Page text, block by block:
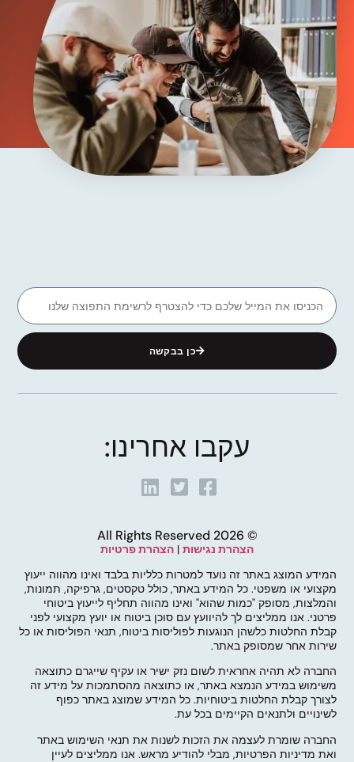
כן בבקשה
עקבו אחרינו:
© 2026 All Rights Reserved
הצהרת נגישות | הצהרת פרטיות
המידע המוצג באתר זה נועד למטרות כלליות בלבד ואינו מהווה ייעוץ
מקצועי או משפטי. כל המידע באתר, כולל טקסטים, גרפיקה, תמונות,
והמלצות, מסופק "כמות שהוא" ואינו מהווה תחליף לייעוץ ביטוחי
פרטני. אנו ממליצים לך להיוועץ עם סוכן ביטוח או יועץ מקצועי לפני
קבלת החלטות כלשהן הנוגעות לפוליסות ביטוח, תנאי הפוליסות או כל
שירות אחר שמסופק באתר.
החברה לא תהיה אחראית לשום נזק ישיר או עקיף שייגרם כתוצאה
משימוש במידע הנמצא באתר, או כתוצאה מהסתמכות על מידע זה
לצורך קבלת החלטות ביטוחיות. כל המידע שמוצג באתר כפוף
לשינויים ולתנאים הקיימים בכל עת.
החברה שומרת לעצמה את הזכות לשנות את תנאי השימוש באתר
ואת מדיניות הפרטיות, מבלי להודיע מראש. אנו ממליצים לעיין